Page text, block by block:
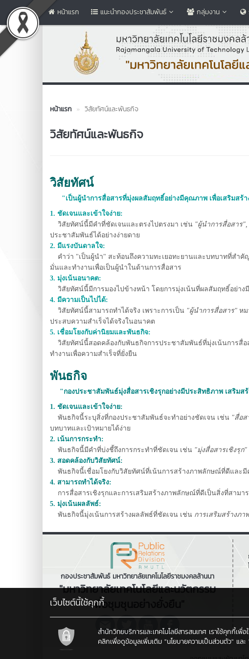
หน้าแรก แนะนำกองประชาสัมพันธ์ กลุ่มงาน
หน้าแรก วิสัยทัศน์และพันธกิจ
วิสัยทัศน์และพันธกิจ
วิสัยทัศน์
"เป็นผู้นำการสื่อสารที่มุ่งผลสัมฤทธิ์อย่างมีคุณภาพ เพื่อเสริมส
1. ชัดเจนและเข้าใจง่าย:
วิสัยทัศน์นี้มีคำที่ชัดเจนและตรงไปตรงมา เช่น "ผู้นำการสื่อสาร
ประชาสัมพันธ์ได้อย่างง่ายดาย
2. มีแรงบันดาลใจ:
คำว่า "เป็นผู้นำ" สะท้อนถึงความทะเยอทะยานและบทบาทที่สำ
มั่นและทำงานเพื่อเป็นผู้นำในด้านการสื่อสาร
3. มุ่งเน้นอนาคต:
วิสัยทัศน์นี้มีการมองไปข้างหน้า โดยการมุ่งเน้นที่ผลสัมฤทธิ์อย่า
4. มีความเป็นไปได้:
วิสัยทัศน์นี้สามารถทำได้จริง เพราะการเป็น "ผู้นำการสื่อสาร" หม
ประสบความสำเร็จได้จริงในอนาคต
5. เชื่อมโยงกับค่านิยมและพันธกิจ:
วิสัยทัศน์นี้สอดคล้องกับพันธกิจการประชาสัมพันธ์ที่มุ่งเน้นการสื่
ทำงานเพื่อความสำเร็จที่ยั่งยืน
พันธกิจ
"กองประชาสัมพันธ์มุ่งสื่อสารเชิงรุกอย่างมีประสิทธิภาพ เสริ
1. ชัดเจนและเข้าใจง่าย:
พันธกิจนี้ระบุสิ่งที่กองประชาสัมพันธ์จะทำอย่างชัดเจน เช่น "สื่อส
บทบาทและเป้าหมายได้ง่าย
2. เน้นการกระทำ:
พันธกิจนี้มีคำที่บ่งชี้ถึงการกระทำที่ชัดเจน เช่น "มุ่งสื่อสารเชิงรุก"
3. สอดคล้องกับวิสัยทัศน์:
พันธกิจนี้เชื่อมโยงกับวิสัยทัศน์ที่เน้นการสร้างภาพลักษณ์ที่ดีและ
4. สามารถทำได้จริง:
การสื่อสารเชิงรุกและการเสริมสร้างภาพลักษณ์ที่ดีเป็นสิ่งที่สาม
5. มุ่งเน้นผลลัพธ์:
พันธกิจนี้มุ่งเน้นการสร้างผลลัพธ์ที่ชัดเจน เช่น การเสริมสร้างภ
กองประชาสัมพันธ์ มหาวิทยาลัยเทคโนโลยีราชมงคลล้านนา
"มหาวิทยาลัยเทคโนโลยีและนวัตกรรม
เพื่อชุมชุนอย่างยั่งยืน"
เว็บไซต์นี้ใช้คุกกี้
สำนักวิทยบริการและเทคโนโลยีสารสนเทศ เราใช้คุกกี้เ
คลิกเพื่อดูข้อมูลเพิ่มเติม "นโยบายความเป็นส่วนตัว" และ